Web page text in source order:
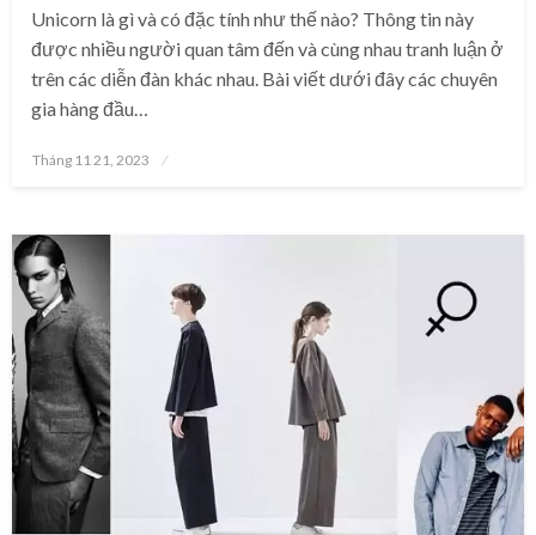
Unicorn là gì và có đặc tính như thế nào? Thông tin này
được nhiều người quan tâm đến và cùng nhau tranh luận ở
trên các diễn đàn khác nhau. Bài viết dưới đây các chuyên
gia hàng đầu…
Posted
Tháng 11 21, 2023